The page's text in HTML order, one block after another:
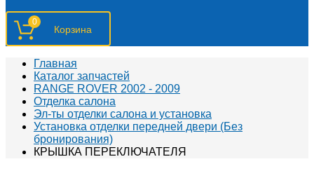
0
Главная
Каталог запчастей
RANGE ROVER 2002 - 2009
Отделка салона
Эл-ты отделки салона и установка
Установка отделки передней двери (Без
бронирования)
КРЫШКА ПЕРЕКЛЮЧАТЕЛЯ